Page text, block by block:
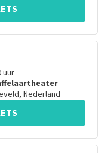
uur
, Nederland